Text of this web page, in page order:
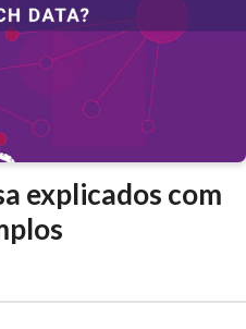
explicados com